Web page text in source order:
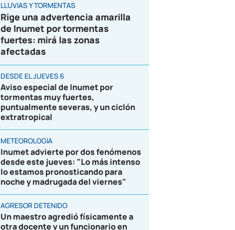
LLUVIAS Y TORMENTAS
Rige una advertencia amarilla
de Inumet por tormentas
fuertes: mirá las zonas
afectadas
DESDE EL JUEVES 6
Aviso especial de Inumet por
tormentas muy fuertes,
puntualmente severas, y un ciclón
extratropical
METEOROLOGÍA
Inumet advierte por dos fenómenos
desde este jueves: "Lo más intenso
lo estamos pronosticando para
noche y madrugada del viernes"
AGRESOR DETENIDO
Un maestro agredió físicamente a
otra docente y un funcionario en